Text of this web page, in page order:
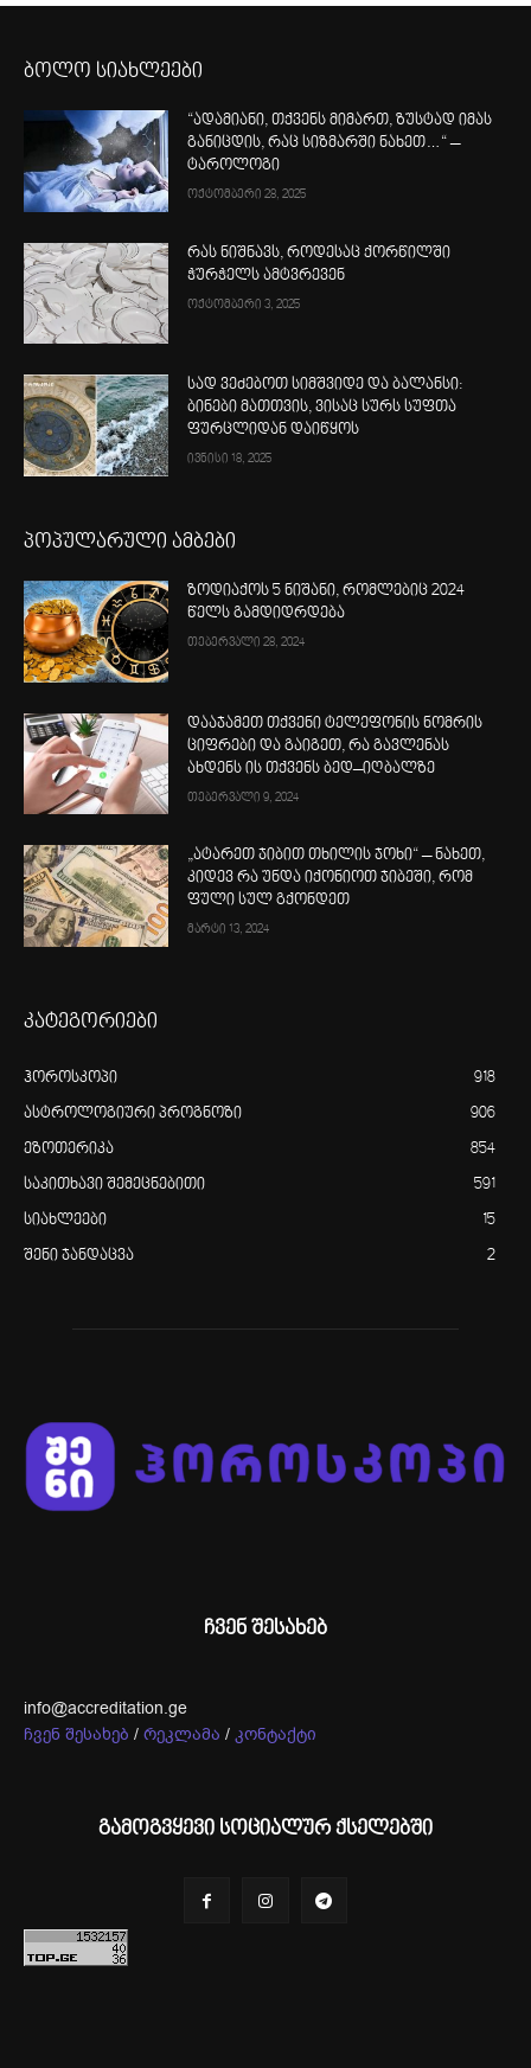
ბოლო სიახლეები
“ადამიანი, თქვენს მიმართ, ზუსტად იმას
განიცდის, რაც სიზმარში ნახეთ…“ –
ტაროლოგი
ოქტომბერი 28, 2025
რას ნიშნავს, როდესაც ქორწილში
ჭურჭელს ამტვრევენ
ოქტომბერი 3, 2025
სად ვეძებოთ სიმშვიდე და ბალანსი:
ბინები მათთვის, ვისაც სურს სუფთა
ფურცლიდან დაიწყოს
ივნისი 18, 2025
პოპულარული ამბები
ზოდიაქოს 5 ნიშანი, რომლებიც 2024
წელს გამდიდრდება
თებერვალი 28, 2024
დააჯამეთ თქვენი ტელეფონის ნომრის
ციფრები და გაიგეთ, რა გავლენას
ახდენს ის თქვენს ბედ–იღბალზე
თებერვალი 9, 2024
„ატარეთ ჯიბით თხილის ჯოხი“ – ნახეთ,
კიდევ რა უნდა იქონიოთ ჯიბეში, რომ
ფული სულ გქონდეთ
მარტი 13, 2024
კატეგორიები
ჰოროსკოპი 918
ასტროლოგიური პროგნოზი 906
ეზოთერიკა 854
საკითხავი შემეცნებითი 591
სიახლეები 15
შენი ჯანდაცვა 2
ჩვენ შესახებ
info@accreditation.ge
ჩვენ შესახებ / რეკლამა / კონტაქტი
გამოგვყევი სოციალურ ქსელებში